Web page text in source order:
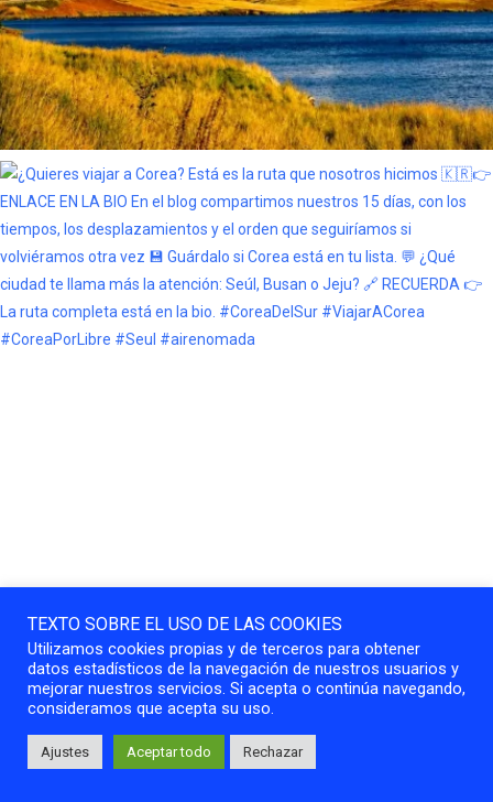
TEXTO SOBRE EL USO DE LAS COOKIES
Utilizamos cookies propias y de terceros para obtener
datos estadísticos de la navegación de nuestros usuarios y
mejorar nuestros servicios. Si acepta o continúa navegando,
consideramos que acepta su uso.
Ajustes Aceptar todo Rechazar